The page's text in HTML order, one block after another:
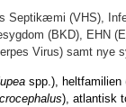
Septikæmi (VHS),
(BKD), EHN
Virus) samt nye
spp.), heltfamilien
), atlantisk